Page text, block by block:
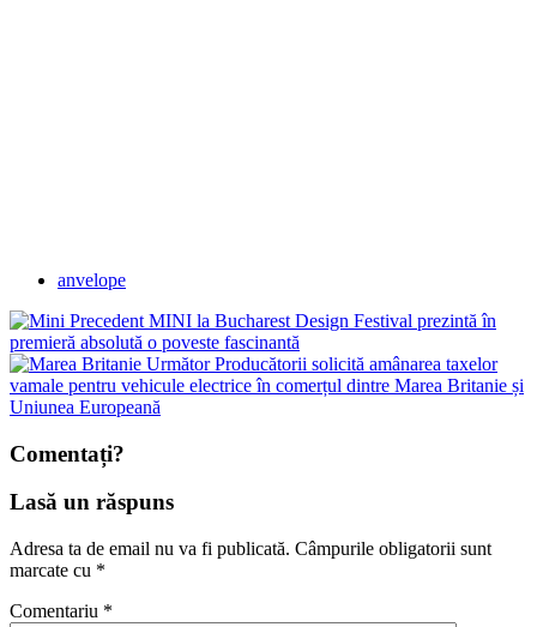
anvelope
Precedent MINI la Bucharest Design Festival prezintă în
premieră absolută o poveste fascinantă
Următor Producătorii solicită amânarea taxelor
vamale pentru vehicule electrice în comerțul dintre Marea Britanie și
Uniunea Europeană
Comentați?
Lasă un răspuns
Adresa ta de email nu va fi publicată. Câmpurile obligatorii sunt
marcate cu *
Comentariu *